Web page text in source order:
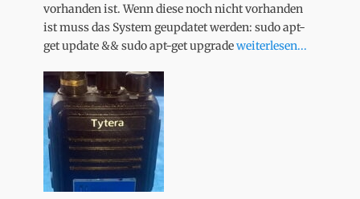
vorhanden ist. Wenn diese noch nicht vorhanden
ist muss das System geupdatet werden: sudo apt-
get update && sudo apt-get upgradeweiterlesen...